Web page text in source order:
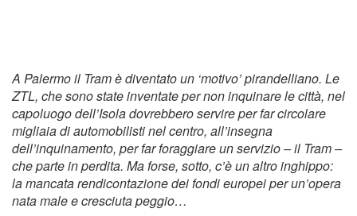
A Palermo il Tram è diventato un ‘motivo’ pirandelliano. Le
ZTL, che sono state inventate per non inquinare le città, nel
capoluogo dell’Isola dovrebbero servire per far circolare
migliaia di automobilisti nel centro, all’insegna
dell’inquinamento, per far foraggiare un servizio – il Tram –
che parte in perdita. Ma forse, sotto, c’è un altro inghippo:
la mancata rendicontazione dei fondi europei per un’opera
nata male e cresciuta peggio…